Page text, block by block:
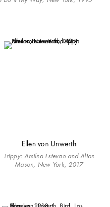
Ellen von Unwerth
Trippy: Amilna Estevao and Alton
Mason, New York, 2017